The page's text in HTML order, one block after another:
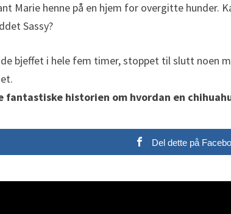
Marie henne på en hjem for overgitte hunder.
Sassy?
bjeffet i hele fem timer, stoppet til slutt noen
fantastiske historien om hvordan en
Del dette på